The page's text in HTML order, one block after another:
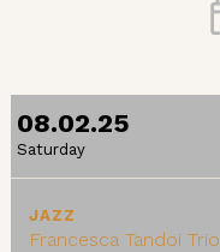
08.02.25
Saturday
JAZZ
Francesca Tandoi Trio